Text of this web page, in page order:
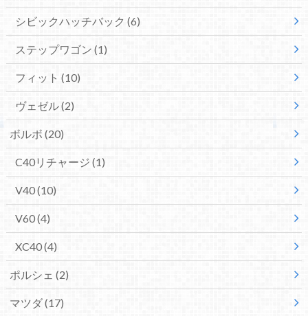
シビックハッチバック (6)
ステップワゴン (1)
フィット (10)
ヴェゼル(2)
ボルボ (20)
C40リチャージ (1)
V40(10)
V60(4)
XC40(4)
ポルシェ (2)
マツダ(17)